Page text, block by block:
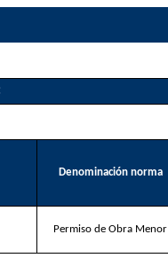
Denominación norma
Permiso de Obra Menor